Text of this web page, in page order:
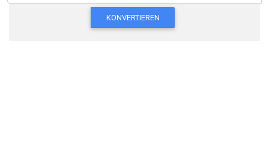
KONVERTIEREN